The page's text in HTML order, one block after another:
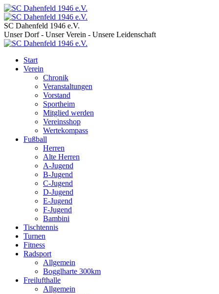
SC Dahenfeld 1946 e.V.
Unser Dorf - Unser Verein - Unsere Leidenschaft
Start
Verein
Chronik
Veranstaltungen
Vorstand
Sportheim
Mitglied werden
Vereinsshop
Wertekompass
Fußball
Herren
Alte Herren
A-Jugend
B-Jugend
C-Jugend
D-Jugend
E-Jugend
F-Jugend
Bambini
Tischtennis
Turnen
Fitness
Radsport
Allgemein
Bogglharte 300km
Freilufthalle
Allgemein